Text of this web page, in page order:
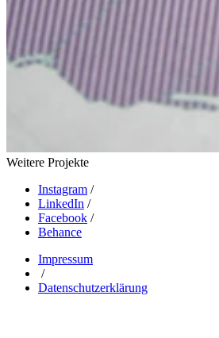
Weitere Projekte
Instagram /
LinkedIn /
Facebook /
Behance
Impressum
/
Datenschutzerklärung